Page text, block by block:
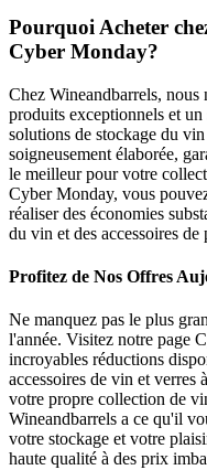
Pourquoi Acheter
Cyber Monday?
Chez Wineandbarrels, nous
produits exceptionnels et
solutions de stockage du
soigneusement élaborée,
le meilleur pour votre
Cyber Monday, vous
réaliser des économies
du vin et des accessoires de
Profitez de Nos Offres
Ne manquez pas le plus
l'année. Visitez notre page
incroyables réductions
accessoires de vin et
votre propre collection de
Wineandbarrels a ce qu'il
votre stockage et votre
haute qualité à des prix